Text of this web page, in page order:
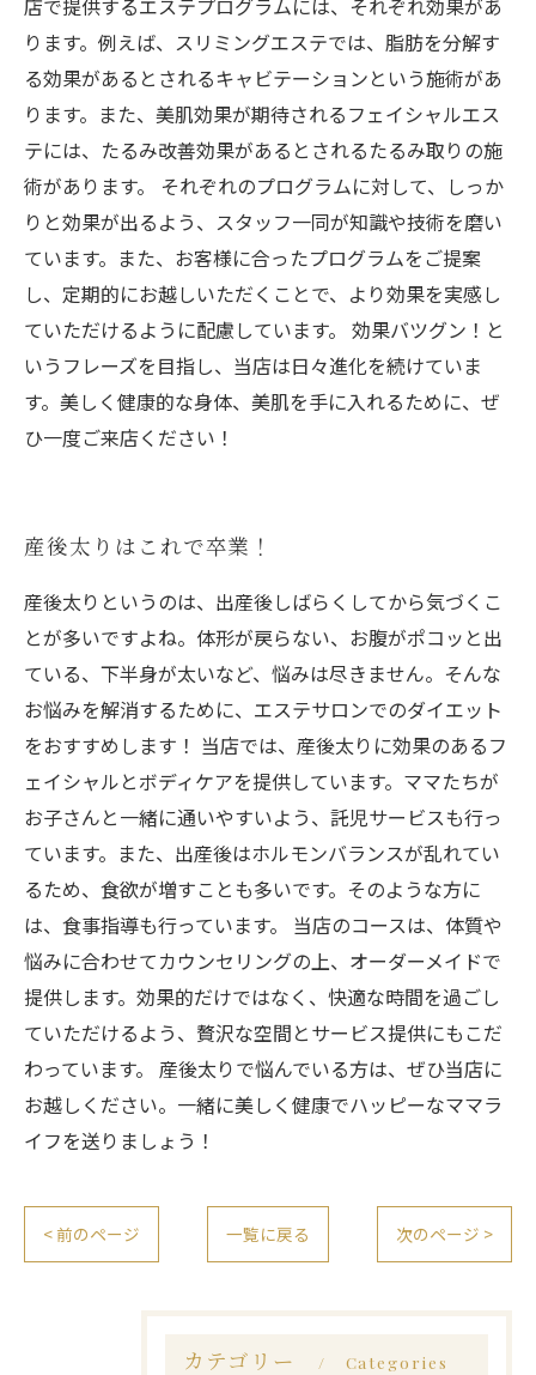
店で提供するエステプログラムには、それぞれ効果があ
ります。例えば、スリミングエステでは、脂肪を分解す
る効果があるとされるキャビテーションという施術があ
ります。また、美肌効果が期待されるフェイシャルエス
テには、たるみ改善効果があるとされるたるみ取りの施
術があります。 それぞれのプログラムに対して、しっか
りと効果が出るよう、スタッフ一同が知識や技術を磨い
ています。また、お客様に合ったプログラムをご提案
し、定期的にお越しいただくことで、より効果を実感し
ていただけるように配慮しています。 効果バツグン！と
いうフレーズを目指し、当店は日々進化を続けていま
す。美しく健康的な身体、美肌を手に入れるために、ぜ
ひ一度ご来店ください！
産後太りはこれで卒業！
産後太りというのは、出産後しばらくしてから気づくこ
とが多いですよね。体形が戻らない、お腹がポコッと出
ている、下半身が太いなど、悩みは尽きません。そんな
お悩みを解消するために、エステサロンでのダイエット
をおすすめします！ 当店では、産後太りに効果のあるフ
ェイシャルとボディケアを提供しています。ママたちが
お子さんと一緒に通いやすいよう、託児サービスも行っ
ています。また、出産後はホルモンバランスが乱れてい
るため、食欲が増すことも多いです。そのような方に
は、食事指導も行っています。 当店のコースは、体質や
悩みに合わせてカウンセリングの上、オーダーメイドで
提供します。効果的だけではなく、快適な時間を過ごし
ていただけるよう、贅沢な空間とサービス提供にもこだ
わっています。 産後太りで悩んでいる方は、ぜひ当店に
お越しください。一緒に美しく健康でハッピーなママラ
イフを送りましょう！
< 前のページ 一覧に戻る 次のページ >
カテゴリー Categories